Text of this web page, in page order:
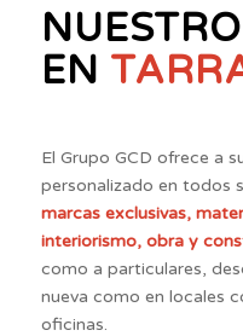
EN
El Grupo GCD ofrece a
personalizado en todos
marcas exclusivas,
interiorismo, obra y
como a particulares,
nueva como en locales
oficinas.